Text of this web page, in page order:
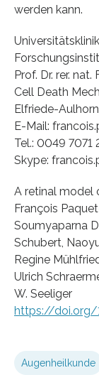
werden kann.
Prof. Dr. rer.
Cell Death
Elfriede-
E-Mail:
Tel.: 0049 7071
Skype:
A retinal model
François
Soumyaparna
Schubert,
Regine
Ulrich
W. Seeliger
https://doi.org/
Augenheilkunde